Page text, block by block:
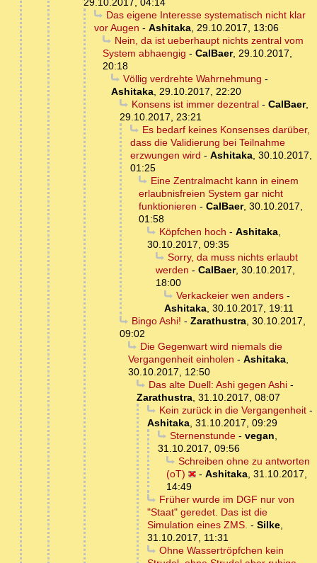
29.10.2017, 04:14
Das eigene Interesse systematisch nicht klar
vor Augen - Ashitaka, 29.10.2017, 13:06
Nein, da ist ueberhaupt nichts zentral vom
System abhaengig - CalBaer, 29.10.2017,
20:18
Völlig verdrehte Wahrnehmung -
Ashitaka, 29.10.2017, 22:20
Konsens ist immer dezentral- CalBaer,
29.10.2017, 23:21
Es bedarf keines Konsenses darüber,
dass die Validierung bei Teilnahme
erzwungen wird - Ashitaka, 30.10.2017,
01:25
Eine Zentralmacht kann in einem
erlaubnisfreien System gar nicht
funktionieren - CalBaer, 30.10.2017,
01:58
Köpfchen hoch - Ashitaka,
30.10.2017, 09:35
Sorry, da muss nichts erlaubt
werden - CalBaer, 30.10.2017,
18:00
Verkackeier wen anders-
Ashitaka, 30.10.2017, 19:11
Bingo Ashi! - Zarathustra, 30.10.2017,
09:02
Die Gegenwart wird niemals die
Vergangenheit einholen - Ashitaka,
30.10.2017, 12:50
Das alte Duell: Ashi gegen Ashi-
Zarathustra, 31.10.2017, 08:07
Kein zurück in die Vergangenheit-
Ashitaka, 31.10.2017, 09:29
Sternenstunde- vegan,
31.10.2017, 09:56
Schreiben ohne zu antworten
(oT)
- Ashitaka, 31.10.2017,
14:49
Früher wurde im DGF nur von
"Staat" geredet. Das ist die
Simulation eines ZMS. - Silke,
31.10.2017, 11:31
Ohne Wassertröpfchen kein